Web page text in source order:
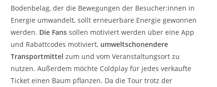
Bodenbelag, der die Bewegungen der Besucher:innen in
Energie umwandelt, sollt erneuerbare Energie gewonnen
werden. Die Fans sollen motiviert werden über eine App
und Rabattcodes motiviert, umweltschonendere
Transportmittel zum und vom Veranstaltungsort zu
nutzen. Außerdem möchte Coldplay für jedes verkaufte
Ticket einen Baum pflanzen. Da die Tour trotz der